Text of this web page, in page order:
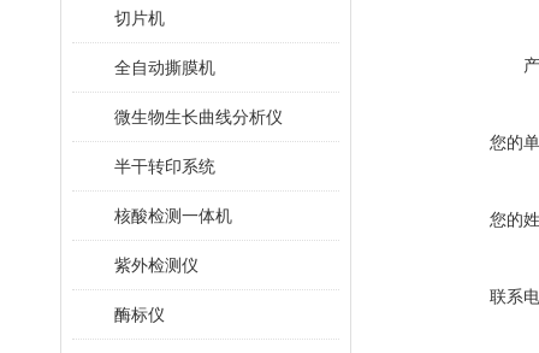
切片机
全自动撕膜机
微生物生长曲线分析仪
半干转印系统
核酸检测一体机
紫外检测仪
酶标仪
您的
您的
联系